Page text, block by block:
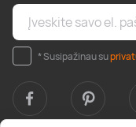
* Susipažinau su